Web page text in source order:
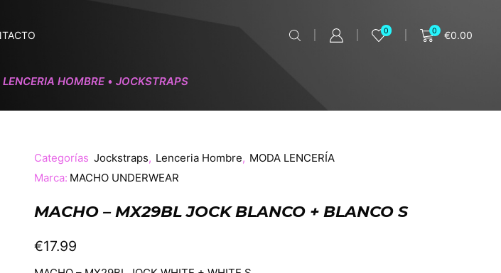
0 0 €0.00
LENCERIA HOMBRE • JOCKSTRAPS
Categorías Jockstraps, Lenceria Hombre, MODA LENCERÍA
Marca: MACHO UNDERWEAR
MACHO – MX29BL JOCK BLANCO + BLANCO S
€17.99